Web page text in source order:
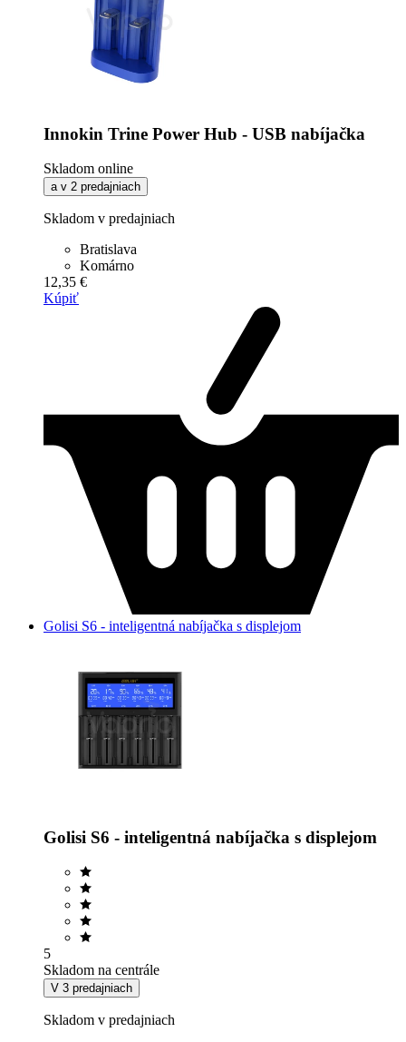
Innokin Trine Power Hub - USB nabíjačka
Skladom online
a v 2 predajniach
Skladom v predajniach
Bratislava
Komárno
12,35 €
Kúpiť
Golisi S6 - inteligentná nabíjačka s displejom
Golisi S6 - inteligentná nabíjačka s displejom
5
Skladom na centrále
V 3 predajniach
Skladom v predajniach